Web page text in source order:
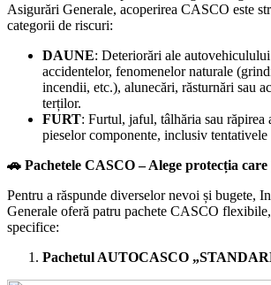
Asigurări Generale, acoperirea CASCO este
categorii de riscuri:
DAUNE: Deteriorări ale
accidentelor, fenomenelor naturale
incendii, etc.), alunecări, răsturnări sau
terților.
FURT: Furtul, jaful, tâlhăria sau răpirea
pieselor componente, inclusiv tentativele
🚗 Pachetele CASCO – Alege protecția
Pentru a răspunde diverselor nevoi și bugete,
Generale oferă patru pachete CASCO
specifice:
Pachetul AUTOCASCO